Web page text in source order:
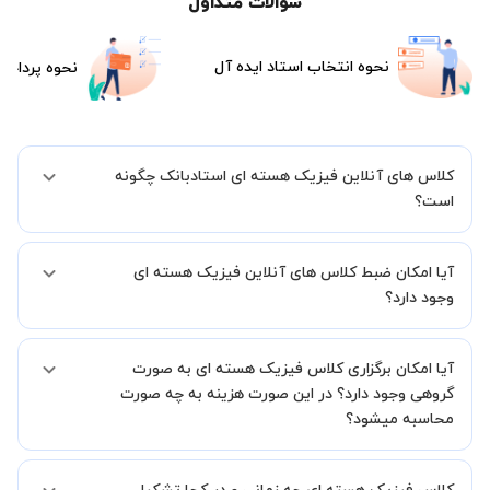
نحوه انتخاب استاد ایده آل نحوه
کلاس های آنلاین فیزیک هسته ای استادبانک چگونه
است؟
شما میدهیم که استاد شما پیش از جلسه تمامی موارد لازم برای برگزاری
یک کلاس آنلاین با کیفیت و مفید را به شما توضیح خواهند داد.
آیا امکان ضبط کلاس های آنلاین فیزیک هسته ای
وجود دارد؟
کنید.
آیا امکان برگزاری کلاس فیزیک هسته ای به صورت
گروهی وجود دارد؟ در این صورت هزینه به چه صورت
محاسبه میشود؟